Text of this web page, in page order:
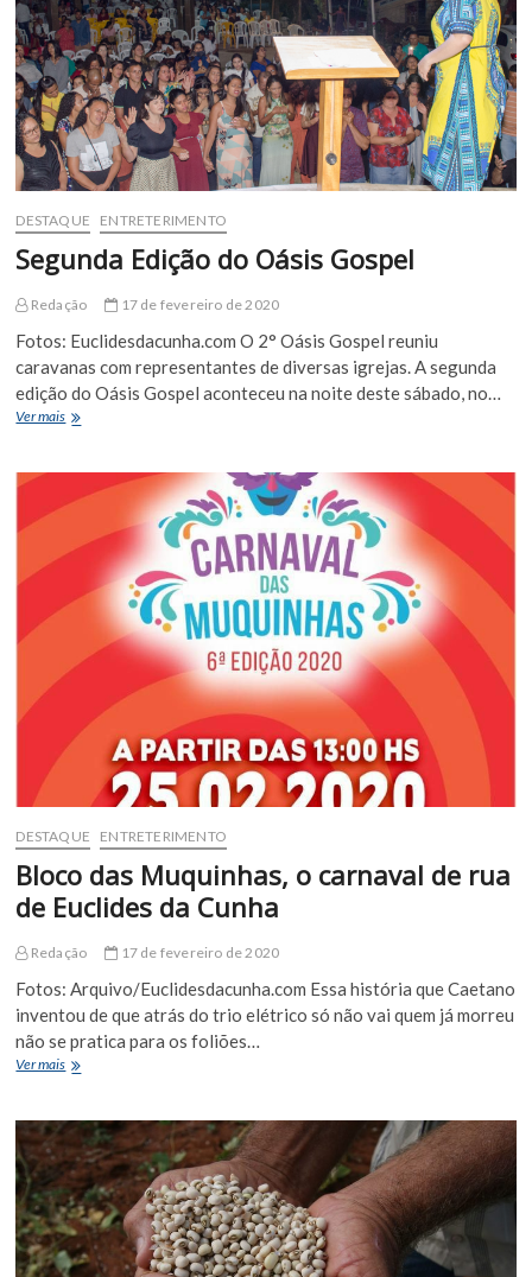
DESTAQUE ENTRETERIMENTO
Segunda Edição do Oásis Gospel
Redação 17 de fevereiro de 2020
Fotos: Euclidesdacunha.com O 2° Oásis Gospel reuniu
caravanas com representantes de diversas igrejas. A segunda
edição do Oásis Gospel aconteceu na noite deste sábado, no…
Ver maisSegunda
Gospel
DESTAQUE ENTRETERIMENTO
Bloco das Muquinhas, o carnaval de rua
de Euclides da Cunha
Redação 17 de fevereiro de 2020
Fotos: Arquivo/Euclidesdacunha.com Essa história que Caetano
inventou de que atrás do trio elétrico só não vai quem já morreu
não se pratica para os foliões…
Ver maisBloco
o
carnaval
de
rua
de
Euclides
da